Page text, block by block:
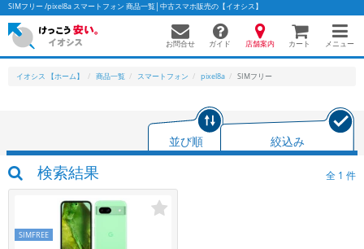
SIMフリー /pixel8a スマートフォン 商品一覧│中古スマホ販売の【イオシス】
お問合せ ガイド 店舗案内 カート メニュー
イオシス 【ホーム】 商品一覧 スマートフォン pixel8a SIMフリー
並び順 絞込み
検索結果 全 1 件
SIMFREE
かんたんパソコン検索に切り替える
フリーワード
除外ワード